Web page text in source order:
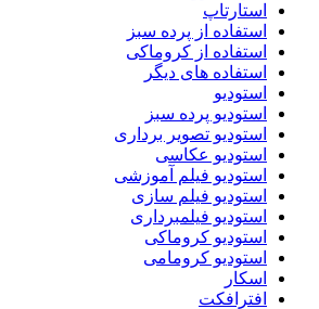
استارتاپ
استفاده از پرده سبز
استفاده از کروماکی
استفاده های دیگر
استودیو
استودیو پرده سبز
استودیو تصویر برداری
استودیو عکاسی
استودیو فیلم آموزشی
استودیو فیلم سازی
استودیو فیلمبرداری
استودیو کروماکی
استودیو کرومامی
اسکار
افترافکت